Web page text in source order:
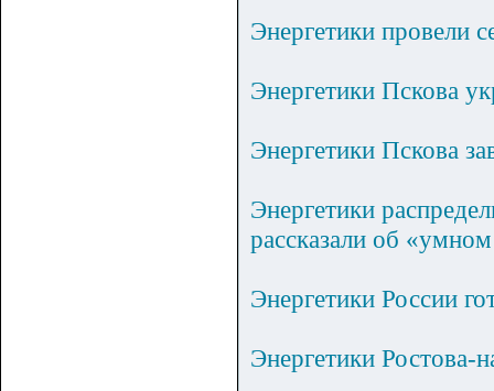
Энергетики провели
Энергетики Пскова
Энергетики Пскова
Энергетики
рассказали об
Энергетики России
Энергетики Ростова-